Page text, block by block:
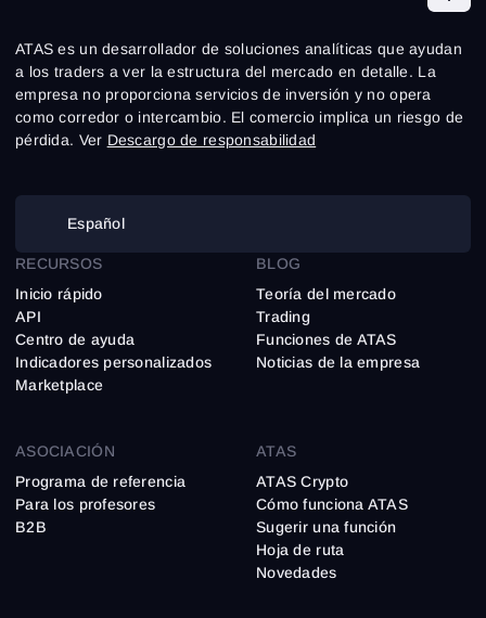
ATAS es un desarrollador de soluciones analíticas que ayudan
a los traders a ver la estructura del mercado en detalle. La
empresa no proporciona servicios de inversión y no opera
como corredor o intercambio. El comercio implica un riesgo de
pérdida. Ver Descargo de responsabilidad
Español
RECURSOS
Inicio rápido
API
Centro de ayuda
Indicadores personalizados
Marketplace
BLOG
Teoría del mercado
Trading
Funciones de ATAS
Noticias de la empresa
ASOCIACIÓN
Programa de referencia
Para los profesores
B2B
ATAS
ATAS Crypto
Cómo funciona ATAS
Sugerir una función
Hoja de ruta
Novedades